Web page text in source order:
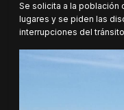
Se solicita a la población
lugares y se piden las
interrupciones del